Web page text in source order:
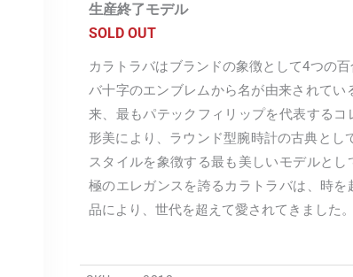
生産終了モデル
SOLD OUT
カラトラバはブランドの象徴として4つの
バ十字のエンブレムから名が由来されてい
来、最もパテックフィリップを代表する
形美により、ラウンド型腕時計の古典とし
スタイルを象徴する最も美しいモデルと
極のエレガンスを誇るカラトラバは、時
品により、世代を超えて愛されてきました。